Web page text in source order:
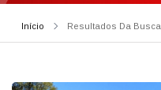
Início Resultados Da Busca